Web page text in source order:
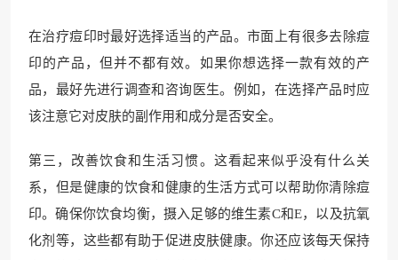
在治疗痘印时最好选择适当的产品。市面上有很多去除痘
印的产品，但并不都有效。如果你想选择一款有效的产
品，最好先进行调查和咨询医生。例如，在选择产品时应
该注意它对皮肤的副作用和成分是否安全。
第三，改善饮食和生活习惯。这看起来似乎没有什么关
系，但是健康的饮食和健康的生活方式可以帮助你清除痘
印。确保你饮食均衡，摄入足够的维生素C和E，以及抗氧
化剂等，这些都有助于促进皮肤健康。你还应该每天保持